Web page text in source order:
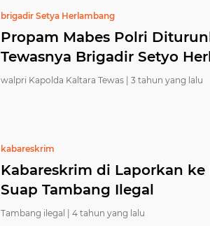
brigadir Setya Herlambang
Propam Mabes Polri
Tewasnya Brigadir Setyo
walpri Kapolda Kaltara Tewas | 3 tahun yang lalu
kabareskrim
Kabareskrim di Laporkan
Suap Tambang Ilegal
Tambang ilegal | 4 tahun yang lalu